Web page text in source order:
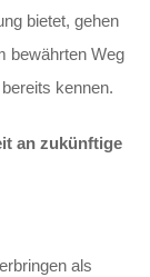
bietet, gehen
bewährten Weg
kennen.
an zukünftige
als